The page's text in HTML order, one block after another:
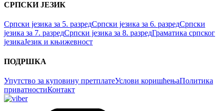
СРПСКИ ЈЕЗИК
Српски језика за 5. разредСрпски језика за 6. разредСрпски
језика за 7. разредСрпски језика за 8. разредГраматика српског
језикаЈезик и књижевност
ПОДРШКА
Упутство за куповину претплатеУслови коришћењаПолитика
приватностиКонтакт